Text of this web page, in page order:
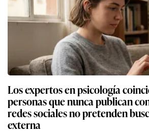
Los expertos en psicología
personas que nunca publican
redes sociales no pretenden
externa